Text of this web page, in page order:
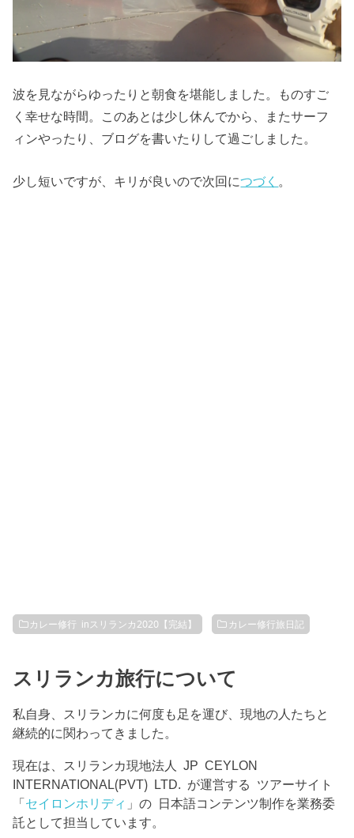
波を見ながらゆったりと朝食を堪能しました。ものすご
く幸せな時間。このあとは少し休んでから、またサーフ
ィンやったり、ブログを書いたりして過ごしました。
少し短いですが、キリが良いので次回につづく 。
カレー修行 inスリランカ2020【完結】 カレー修行旅日記
スリランカ旅行について
私自身、スリランカに何度も足を運び、現地の人たちと
継続的に関わってきました。
現在は、スリランカ現地法人 JP CEYLON
INTERNATIONAL(PVT) LTD. が運営する ツアーサイト
「セイロンホリディ 」の 日本語コンテンツ制作を業務委
託として担当しています。